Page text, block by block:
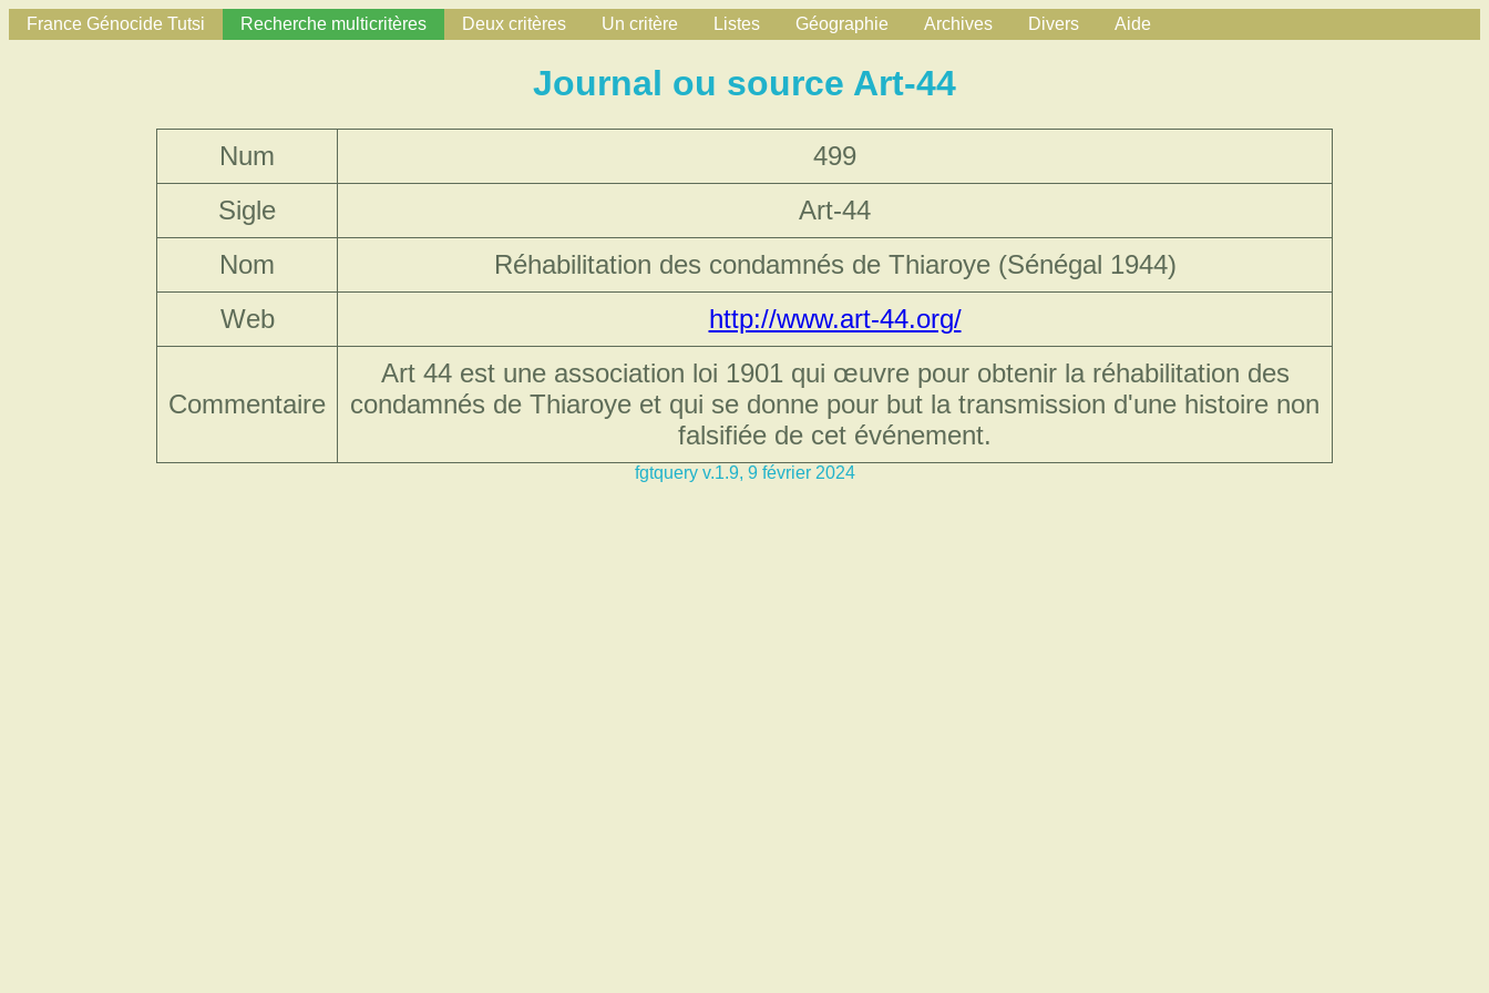
France Génocide Tutsi Recherche multicritères Deux critères Un critère Listes Géographie Archives Divers Aide
Journal ou source Art-44
Num
499
Sigle
Art-44
Nom
Réhabilitation des condamnés de Thiaroye (Sénégal 1944)
Web
http://www.art-44.org/
Commentaire
Art 44 est une association loi 1901 qui œuvre pour obtenir la réhabilitation des
condamnés de Thiaroye et qui se donne pour but la transmission d'une histoire non
falsifiée de cet événement.
fgtquery v.1.9, 9 février 2024